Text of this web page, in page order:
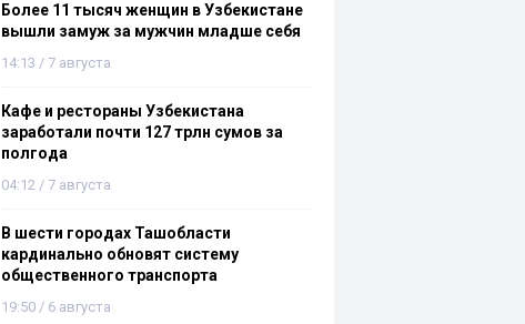
Более 11 тысяч женщин в Узбекистане
вышли замуж за мужчин младше себя
14:13 / 7 августа
Кафе и рестораны Узбекистана
заработали почти 127 трлн сумов за
полгода
04:12 / 7 августа
В шести городах Ташобласти
кардинально обновят систему
общественного транспорта
19:50 / 6 августа